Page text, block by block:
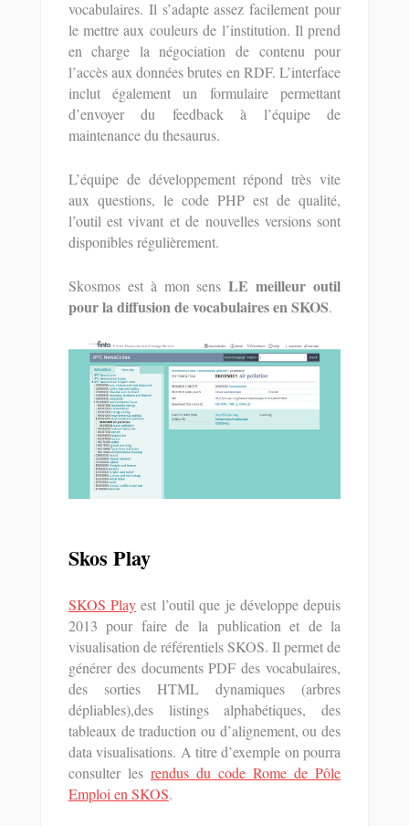
vocabulaires. Il s’adapte assez facilement pour
le mettre aux couleurs de l’institution. Il prend
en charge la négociation de contenu pour
l’accès aux données brutes en RDF. L’interface
inclut également un formulaire permettant
d’envoyer du feedback à l’équipe de
maintenance du thesaurus.
L’équipe de développement répond très vite
aux questions, le code PHP est de qualité,
l’outil est vivant et de nouvelles versions sont
disponibles régulièrement.
Skosmos est à mon sensLE meilleur outil
pour la diffusion de vocabulaires en SKOS.
Skos Play
SKOS Play est l’outil que je développe depuis
2013 pour faire de la publication et de la
visualisation de référentiels SKOS. Il permet de
générer des documents PDF des vocabulaires,
des sorties HTML dynamiques (arbres
dépliables),des listings alphabétiques, des
tableaux de traduction ou d’alignement, ou des
data visualisations. A titre d’exemple on pourra
consulter les rendus du code Rome de Pôle
Emploi en SKOS.